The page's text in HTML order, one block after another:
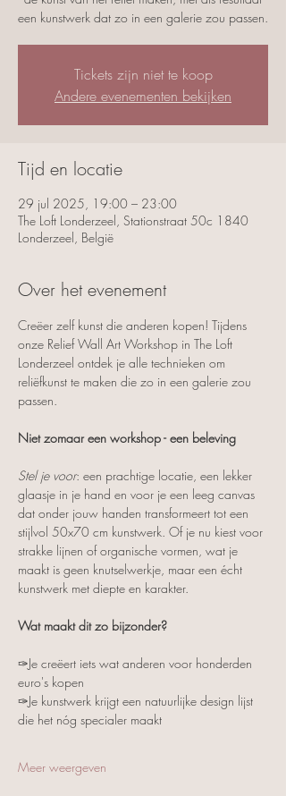
Tickets zijn niet te koop
Andere evenementen bekijken
Tijd en locatie
29 jul 2025, 19:00 – 23:00
The Loft Londerzeel, Stationstraat 50c 1840
Londerzeel, België
Over het evenement
Creëer zelf kunst die anderen kopen! Tijdens
onze Relief Wall Art Workshop in The Loft
Londerzeel ontdek je alle technieken om
reliëfkunst te maken die zo in een galerie zou
passen.
Niet zomaar een workshop - een beleving
Stel je voor: een prachtige locatie, een lekker
glaasje in je hand en voor je een leeg canvas
dat onder jouw handen transformeert tot een
stijlvol 50x70 cm kunstwerk. Of je nu kiest voor
strakke lijnen of organische vormen, wat je
maakt is geen knutselwerkje, maar een écht
kunstwerk met diepte en karakter.
Wat maakt dit zo bijzonder?
✑Je creëert iets wat anderen voor honderden
euro's kopen
✑Je kunstwerk krijgt een natuurlijke design lijst
die het nóg specialer maakt
Meer weergeven